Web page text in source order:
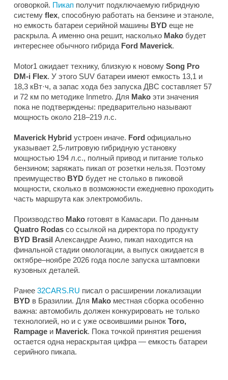
оговоркой. Пикап получит подключаемую гибридную
систему flex, способную работать на бензине и этаноле,
но емкость батареи серийной машины BYD еще не
раскрыла. А именно она решит, насколько Mako будет
интереснее обычного гибрида Ford Maverick.
Motor1 ожидает технику, близкую к новому Song Pro
DM-i Flex. У этого SUV батареи имеют емкость 13,1 и
18,3 кВт·ч, а запас хода без запуска ДВС составляет 57
и 72 км по методике Inmetro. Для Mako эти значения
пока не подтверждены: предварительно называют
мощность около 218–219 л.с.
Maverick Hybrid устроен иначе. Ford официально
указывает 2,5-литровую гибридную установку
мощностью 194 л.с., полный привод и питание только
бензином; заряжать пикап от розетки нельзя. Поэтому
преимущество BYD будет не столько в пиковой
мощности, сколько в возможности ежедневно проходить
часть маршрута как электромобиль.
Производство Mako готовят в Камасари. По данным
Quatro Rodas со ссылкой на директора по продукту
BYD Brasil Александре Акино, пикап находится на
финальной стадии омологации, а выпуск ожидается в
октябре–ноябре 2026 года после запуска штамповки
кузовных деталей.
Ранее 32CARS.RU писал о расширении локализации
BYD в Бразилии. Для Mako местная сборка особенно
важна: автомобиль должен конкурировать не только
технологией, но и с уже освоившими рынок Toro,
Rampage и Maverick. Пока точкой принятия решения
остается одна нераскрытая цифра — емкость батареи
серийного пикапа.